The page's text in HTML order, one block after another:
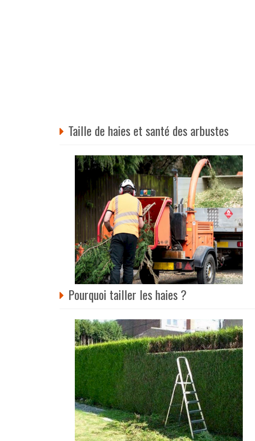
Taille de haies et santé des arbustes
Pourquoi tailler les haies ?